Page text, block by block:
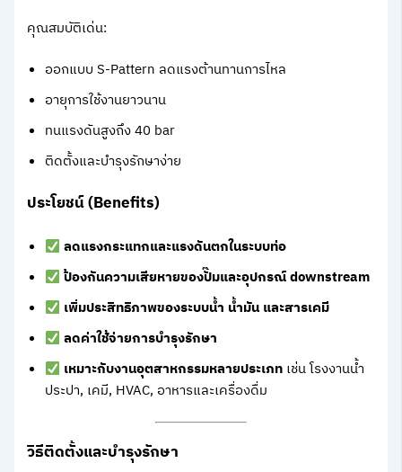
คุณสมบัติเด่น:
ออกแบบ S-Pattern ลดแรงต้านทานการไหล
อายุการใช้งานยาวนาน
ทนแรงดันสูงถึง 40 bar
ติดตั้งและบำรุงรักษาง่าย
ประโยชน์ (Benefits)
ลดแรงกระแทกและแรงดันตกในระบบท่อ
ป้องกันความเสียหายของปั๊มและอุปกรณ์ downstream
เพิ่มประสิทธิภาพของระบบน้ำ น้ำมัน และสารเคมี
ลดค่าใช้จ่ายการบำรุงรักษา
เหมาะกับงานอุตสาหกรรมหลายประเภท เช่น โรงงานน้ำ
ประปา, เคมี, HVAC, อาหารและเครื่องดื่ม
วิธีติดตั้งและบำรุงรักษา